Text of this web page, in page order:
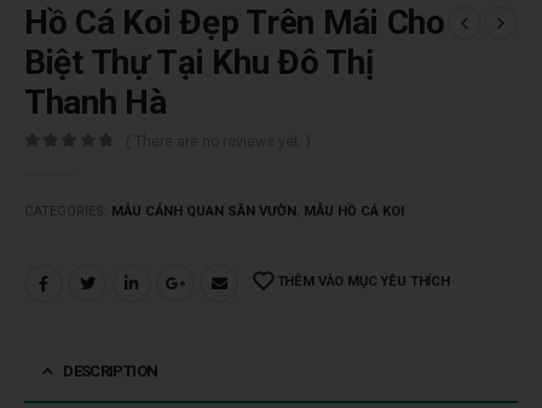
Hồ Cá Koi Đẹp Trên Mái Cho
Biệt Thự Tại Khu Đô Thị
Thanh Hà
CATEGORIES: MẪU CẢNH QUAN SÂN VƯỜN, MẪU HỒ CÁ KOI
THÊM VÀO MỤC YÊU THÍCH
DESCRIPTION